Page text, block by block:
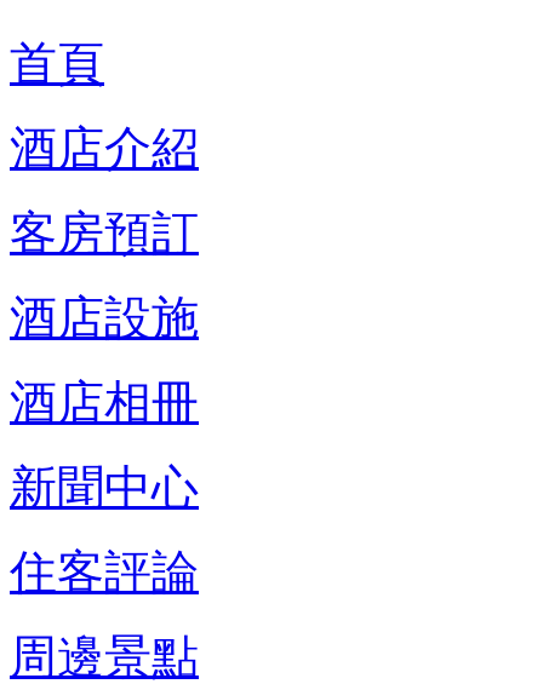
首頁
酒店介紹
客房預訂
酒店設施
酒店相冊
新聞中心
住客評論
周邊景點